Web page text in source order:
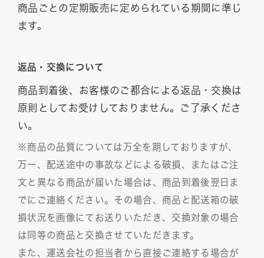
商品ごとの定期販売に定められている期間に準じ
ます。
返品・交換について
商品到着後、お客様のご都合による返品・交換は
原則としてお受けしておりません。ご了承くださ
い。
※商品の品質については万全を期しておりますが、
万一、配送途中の事故などによる破損、またはご注
文と異なる商品が届いた場合は、商品到着後翌日ま
でにご連絡ください。その場合、商品と配送箱の破
損状況を画像にてお送りいただき、交換対象の場合
は同等の商品と交換させていただきます。
また、運送会社の担当者から直接ご連絡する場合が